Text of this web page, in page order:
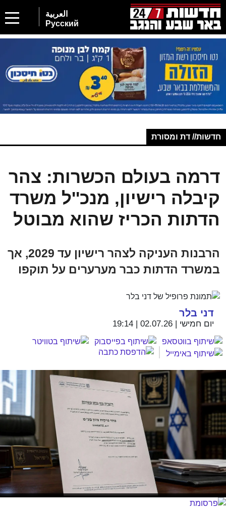
العربية
Русский
חדשות// דת ומסורת
דרמה בעולם הכשרות: צהר
קיבלה רישיון, מנכ''ל משרד
הדתות הכריז שהוא מבוטל
הרבנות העניקה לצהר רישיון עד 2029, אך
במשרד הדתות כבר מערערים על תוקפו
דני בלר
יום חמישי | 02.07.26 | 19:14